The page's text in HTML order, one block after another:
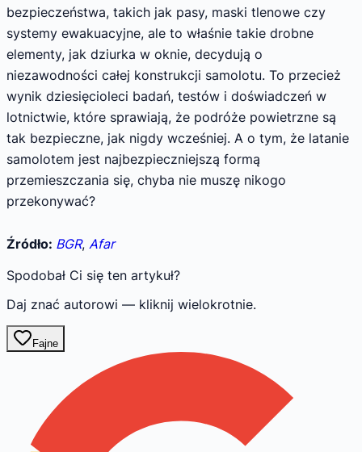
bezpieczeństwa, takich jak pasy, maski tlenowe czy
systemy ewakuacyjne, ale to właśnie takie drobne
elementy, jak dziurka w oknie, decydują o
niezawodności całej konstrukcji samolotu. To przecież
wynik dziesięcioleci badań, testów i doświadczeń w
lotnictwie, które sprawiają, że podróże powietrzne są
tak bezpieczne, jak nigdy wcześniej. A o tym, że latanie
samolotem jest najbezpieczniejszą formą
przemieszczania się, chyba nie muszę nikogo
przekonywać?
Źródło: BGR, Afar
Spodobał Ci się ten artykuł?
Daj znać autorowi — kliknij wielokrotnie.
Fajne